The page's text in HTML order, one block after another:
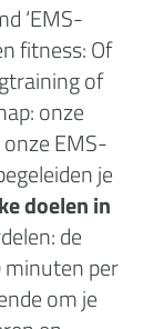
‘EMS-
fitness: Of
of
onze
EMS-
je
doelen in
de
per
om je